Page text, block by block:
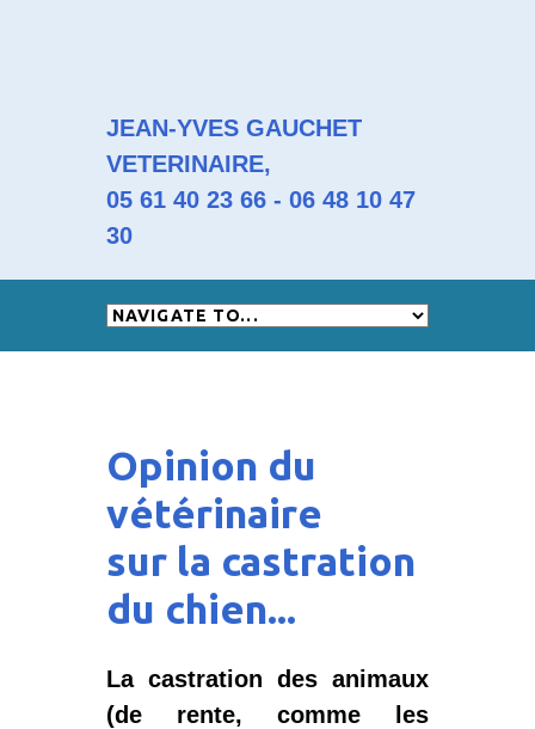
JEAN-YVES GAUCHET
VETERINAIRE,
05 61 40 23 66 - 06 48 10 47
30
Opinion du
vétérinaire
sur la castration
du chien...
La castration des animaux
(de rente, comme les